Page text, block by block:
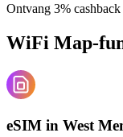
Ontvang 3%
WiFi Map-
eSIM in West